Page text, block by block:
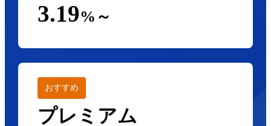
3.19%～
おすすめ
プレミアム